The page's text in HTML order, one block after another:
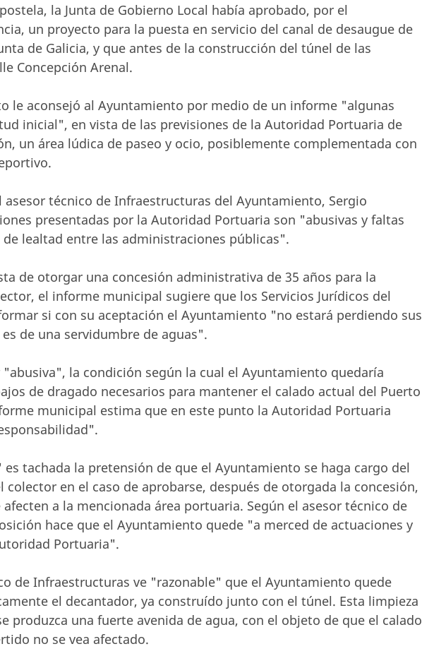
la Junta de Gobierno Local había aprobado, por el
un proyecto para la puesta en servicio del canal de desaugue de
de Galicia, y que antes de la construcción del túnel de las
Concepción Arenal.
le aconsejó al Ayuntamiento por medio de un informe "algunas
inicial", en vista de las previsiones de la Autoridad Portuaria de
un área lúdica de paseo y ocio, posiblemente complementada con
asesor técnico de Infraestructuras del Ayuntamiento, Sergio
presentadas por la Autoridad Portuaria son "abusivas y faltas
lealtad entre las administraciones públicas".
de otorgar una concesión administrativa de 35 años para la
el informe municipal sugiere que los Servicios Jurídicos del
si con su aceptación el Ayuntamiento "no estará perdiendo sus
de una servidumbre de aguas".
la condición según la cual el Ayuntamiento quedaría
de dragado necesarios para mantener el calado actual del Puerto
municipal estima que en este punto la Autoridad Portuaria
tachada la pretensión de que el Ayuntamiento se haga cargo del
en el caso de aprobarse, después de otorgada la concesión,
a la mencionada área portuaria. Según el asesor técnico de
hace que el Ayuntamiento quede "a merced de actuaciones y
Portuaria".
de Infraestructuras ve "razonable" que el Ayuntamiento quede
el decantador, ya construído junto con el túnel. Esta limpieza
produzca una fuerte avenida de agua, con el objeto de que el calado
no se vea afectado.